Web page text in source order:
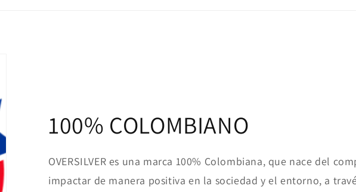
100% COLOMBIANO
OVERSILVER es una marca 100% Colombiana, que nace del
impactar de manera positiva en la sociedad y el entorno, a